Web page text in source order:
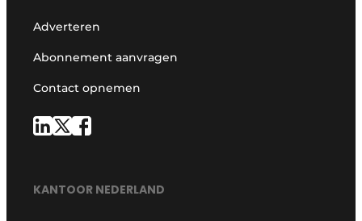
Adverteren
Abonnement aanvragen
Contact opnemen
KANTOOR NEDERLAND